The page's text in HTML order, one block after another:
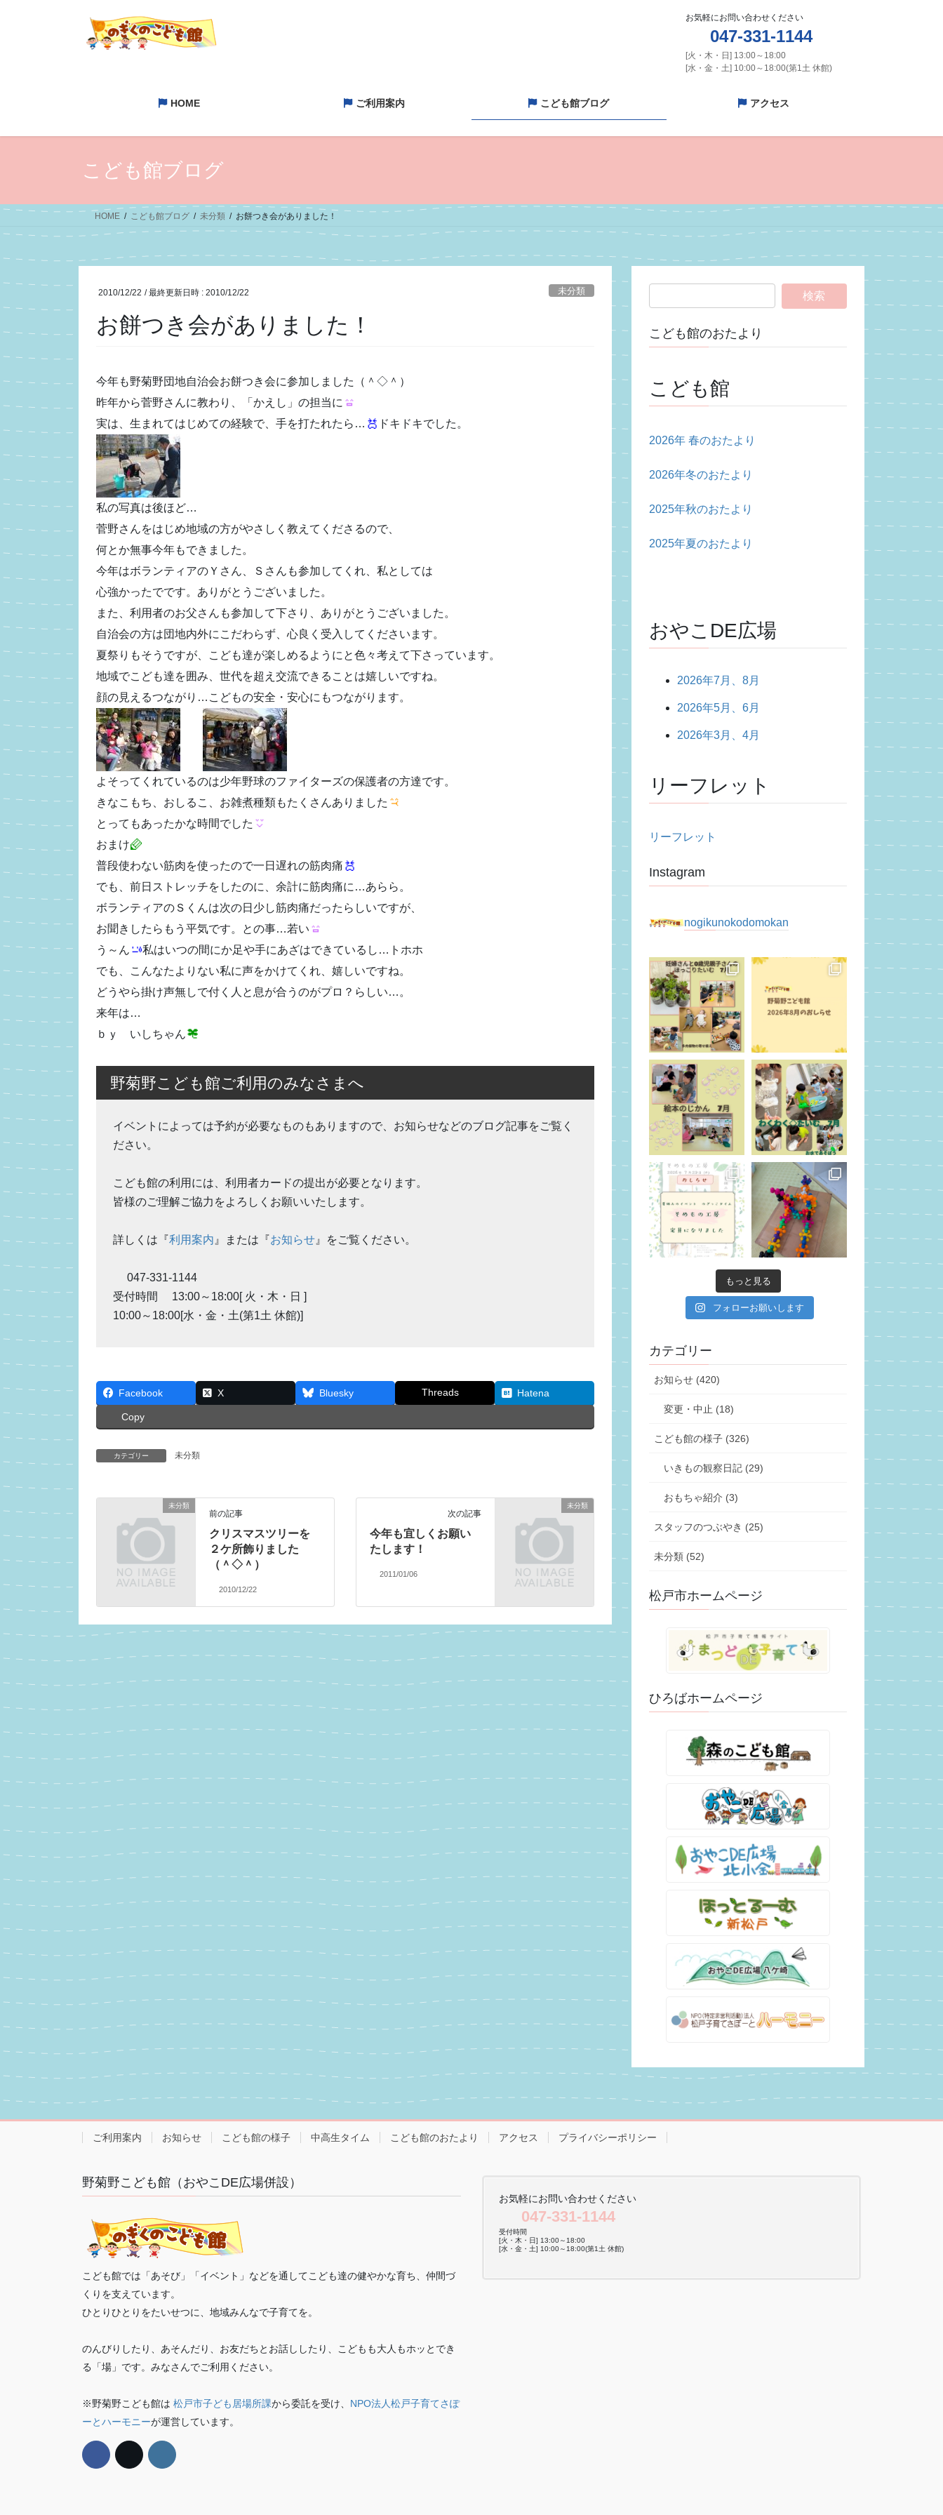
お気軽にお問い合わせください
047-331-1144
[火・木・日] 13:00～18:00
[水・金・土] 10:00～18:00(第1土 休館)
HOME ご利用案内 こども館ブログ アクセス
こども館ブログ
HOME こども館ブログ 未分類 お餅つき会がありました！
2010/12/22 / 最終更新日時 : 2010/12/22 未分類
お餅つき会がありました！
今年も野菊野団地自治会お餅つき会に参加しました（＾◇＾）
昨年から菅野さんに教わり、「かえし」の担当に
実は、生まれてはじめての経験で、手を打たれたら…
ドキドキでした。
私の写真は後ほど…
菅野さんをはじめ地域の方がやさしく教えてくださるので、
何とか無事今年もできました。
今年はボランティアのＹさん、Ｓさんも参加してくれ、私としては
心強かったでです。ありがとうございました。
また、利用者のお父さんも参加して下さり、ありがとうございました。
自治会の方は団地内外にこだわらず、心良く受入してくださいます。
夏祭りもそうですが、こども達が楽しめるようにと色々考えて下さっています。
地域でこども達を囲み、世代を超え交流できることは嬉しいですね。
顔の見えるつながり…こどもの安全・安心にもつながります。
よそってくれているのは少年野球のファイターズの保護者の方達です。
きなこもち、おしるこ、お雑煮種類もたくさんありました
とってもあったかな時間でした
おまけ
普段使わない筋肉を使ったので一日遅れの筋肉痛
でも、前日ストレッチをしたのに、余計に筋肉痛に…あらら。
ボランティアのＳくんは次の日少し筋肉痛だったらしいですが、
お聞きしたらもう平気です。との事…若い
う～ん
私はいつの間にか足や手にあざはできているし…トホホ
でも、こんなたよりない私に声をかけてくれ、嬉しいですね。
どうやら掛け声無しで付く人と息が合うのがプロ？らしい…。
来年は…
ｂｙ いしちゃん
野菊野こども館ご利用のみなさまへ
イベントによっては予約が必要なものもありますので、お知らせなどのブログ記事をご覧く
ださい。
こども館の利用には、利用者カードの提出が必要となります。
皆様のご理解ご協力をよろしくお願いいたします。
詳しくは『利用案内 』または『お知らせ 』をご覧ください。
047-331-1144
受付時間 13:00～18:00[ 火・木・日 ]
10:00～18:00[水・金・土(第1土 休館)]
Facebook X Bluesky Threads Hatena
Copy
カテゴリー 未分類
未分類
前の記事
クリスマスツリーを
２ケ所飾りました
（＾◇＾）
2010/12/22
未分類
次の記事
今年も宜しくお願い
たします！
2011/01/06
こども館のおたより
こども館
2026年 春のおたより
2026年冬のおたより
2025年秋のおたより
2025年夏のおたより
おやこDE広場
2026年7月、8月
2026年5月、6月
2026年3月、4月
リーフレット
リーフレット
Instagram
nogikunokodomokan
もっと見る
フォローお願いします
カテゴリー
お知らせ (420)
変更・中止 (18)
こども館の様子 (326)
いきもの観察日記 (29)
おもちゃ紹介 (3)
スタッフのつぶやき (25)
未分類 (52)
松戸市ホームページ
ひろばホームページ
ご利用案内 お知らせ こども館の様子 中高生タイム こども館のおたより アクセス プライバシーポリシー
野菊野こども館（おやこDE広場併設）
こども館では「あそび」「イベント」などを通してこども達の健やかな育ち、仲間づ
くりを支えています。
ひとりひとりをたいせつに、地域みんなで子育てを。
のんびりしたり、あそんだり、お友だちとお話ししたり、こどもも大人もホッとでき
る「場」です。みなさんでご利用ください。
※野菊野こども館は 松戸市子ども居場所課から委託を受け、 NPO法人松戸子育てさぽ
ーとハーモニーが運営しています。
お気軽にお問い合わせください
047-331-1144
受付時間
[火・木・日] 13:00～18:00
[水・金・土] 10:00～18:00(第1土 休館)